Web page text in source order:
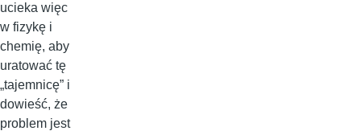
ucieka więc
w fizykę i
chemię, aby
uratować tę
„tajemnicę” i
dowieść, że
problem jest